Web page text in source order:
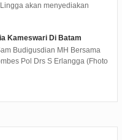
akan menyediakan
Kameswari Di Batam
Budigusdian MH Bersama
Pol Drs S Erlangga (Fhoto